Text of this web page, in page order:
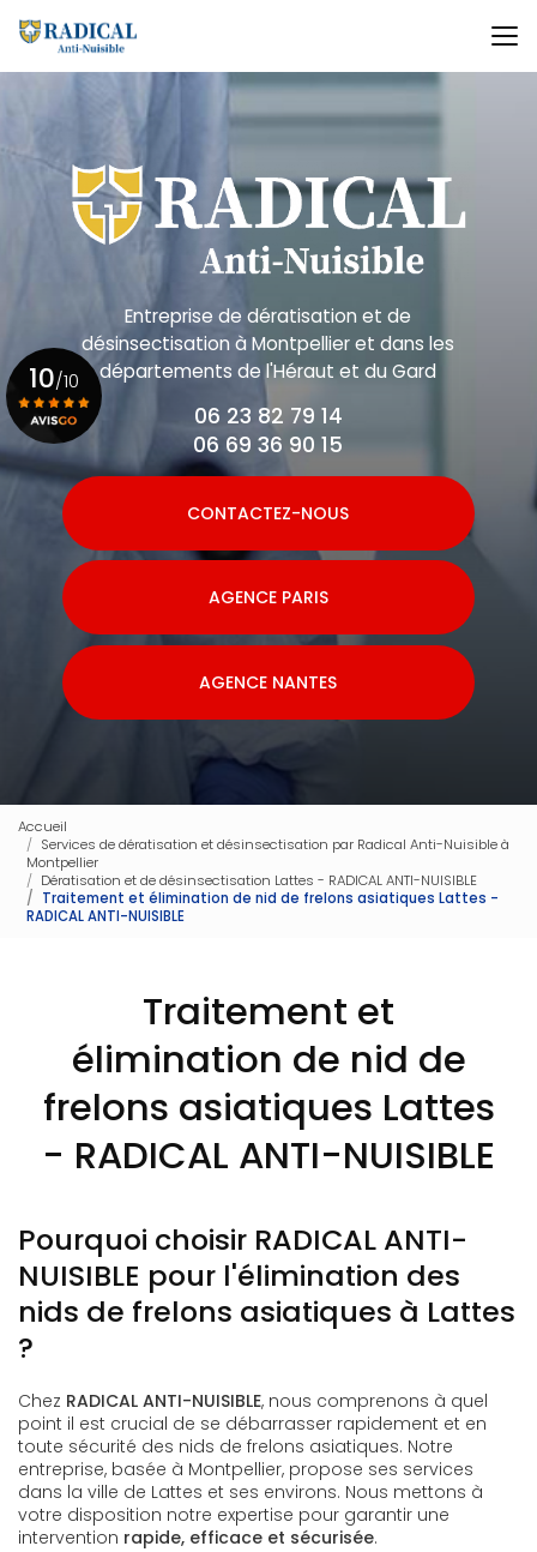
au
contenu
principal
Entreprise de dératisation et de
désinsectisationà Montpellier et dans les
départements de l'Héraut et du Gard
06 23 82 79 14
06 69 36 90 15
CONTACTEZ-NOUS
AGENCE PARIS
AGENCE NANTES
10/10
Voir le certificat
Accueil
Services de dératisation et désinsectisation par Radical Anti-Nuisible à
Montpellier
Dératisation et de désinsectisation Lattes - RADICAL ANTI-NUISIBLE
Traitement et élimination de nid de frelons asiatiques Lattes -
RADICAL ANTI-NUISIBLE
Traitement et
élimination de nid de
frelons asiatiques Lattes
- RADICAL ANTI-NUISIBLE
Pourquoi choisir RADICAL ANTI-
NUISIBLE pour l'élimination des
nids de frelons asiatiques à Lattes
?
Chez RADICAL ANTI-NUISIBLE, nous comprenons à quel
point il est crucial de se débarrasser rapidement et en
toute sécurité des nids de frelons asiatiques. Notre
entreprise, basée à Montpellier, propose ses services
dans la ville de Lattes et ses environs. Nous mettons à
votre disposition notre expertise pour garantir une
intervention rapide, efficace et sécurisée.